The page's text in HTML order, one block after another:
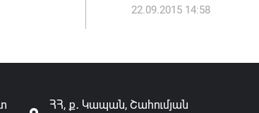
ազատվել է պաշտոնից
22.09.2015 14:58
ՀՀ, ք․ Կապան, Շահումյան